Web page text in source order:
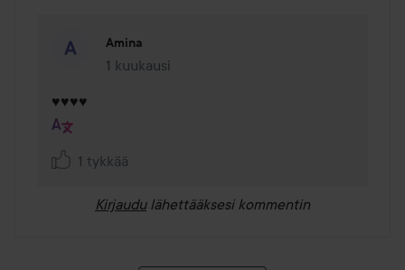
Amina
1 kuukausi
Kommentti lisättiin 1 kuukausi
♥️♥️♥️♥️
1 tykkää
Kirjaudu lähettääksesi kommentin